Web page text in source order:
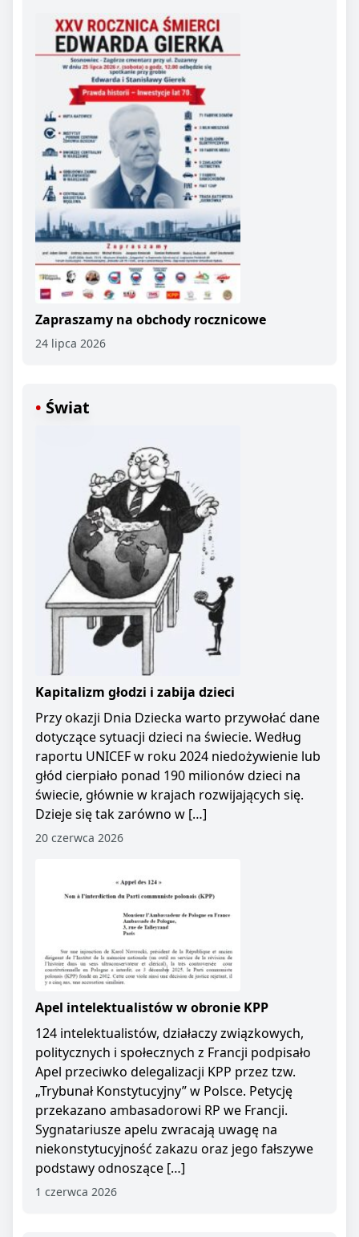
Zapraszamy na obchody rocznicowe
24 lipca 2026
Świat
Kapitalizm głodzi i zabija dzieci
Przy okazji Dnia Dziecka warto przywołać dane
dotyczące sytuacji dzieci na świecie. Według
raportu UNICEF w roku 2024 niedożywienie lub
głód cierpiało ponad 190 milionów dzieci na
świecie, głównie w krajach rozwijających się.
Dzieje się tak zarówno w […]
20 czerwca 2026
Apel intelektualistów w obronie KPP
124 intelektualistów, działaczy związkowych,
politycznych i społecznych z Francji podpisało
Apel przeciwko delegalizacji KPP przez tzw.
„Trybunał Konstytucyjny” w Polsce. Petycję
przekazano ambasadorowi RP we Francji.
Sygnatariusze apelu zwracają uwagę na
niekonstytucyjność zakazu oraz jego fałszywe
podstawy odnoszące […]
1 czerwca 2026